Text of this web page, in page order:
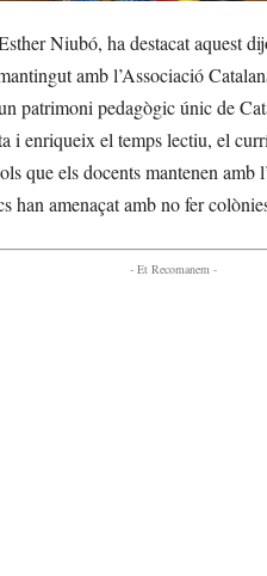
Niubó, ha destacat aquest
amb l’Associació
patrimoni pedagògic únic de
i enriqueix el temps lectiu, el
que els docents mantenen
han amenaçat amb no fer
- Et Recomanem -